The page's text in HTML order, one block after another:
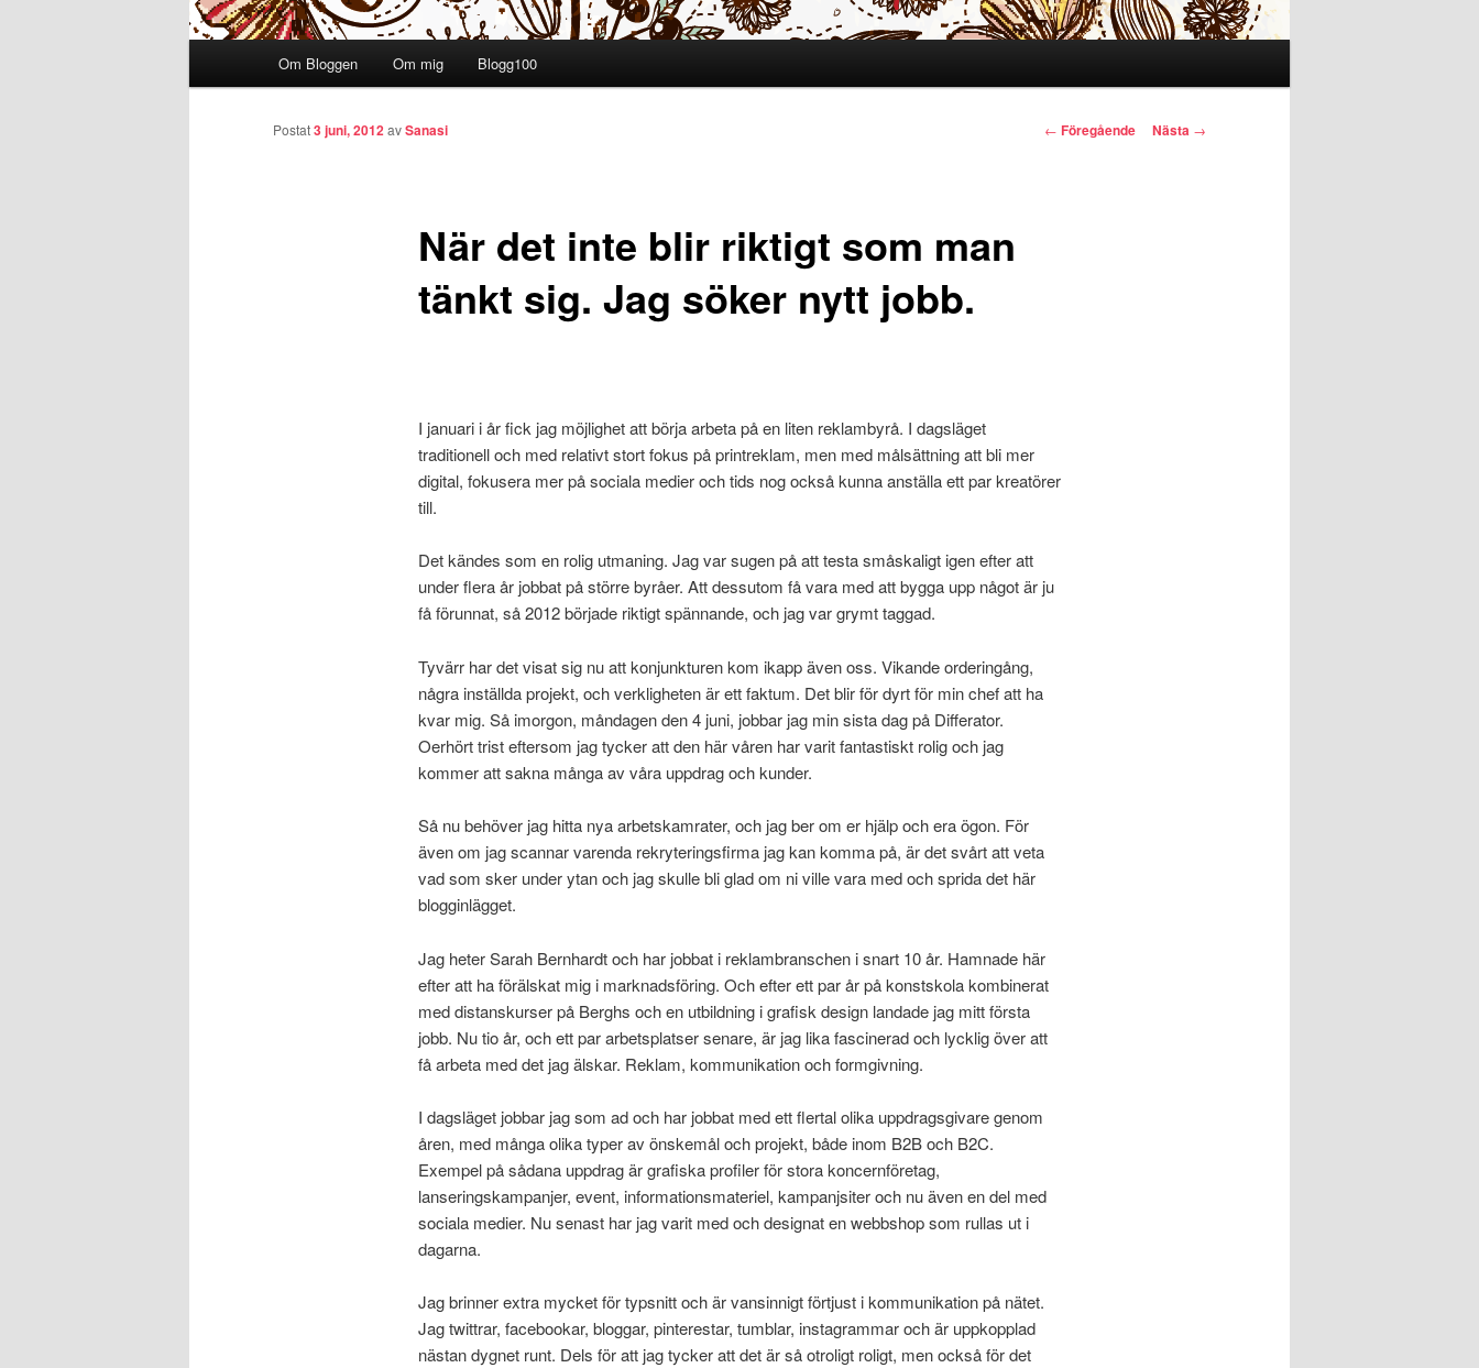
Hoppa till huvudinnehåll
Om Bloggen Om mig Blogg100
Inläggsnavigering
← Föregående Nästa →
När det inte blir riktigt som man
tänkt sig. Jag söker nytt jobb.
Postat3 juni, 2012avSanasi
I januari i år fick jag möjlighet att börja arbeta på en liten reklambyrå. I dagsläget
traditionell och med relativt stort fokus på printreklam, men med målsättning att bli mer
digital, fokusera mer på sociala medier och tids nog också kunna anställa ett par kreatörer
till.
Det kändes som en rolig utmaning. Jag var sugen på att testa småskaligt igen efter att
under flera år jobbat på större byråer. Att dessutom få vara med att bygga upp något är ju
få förunnat, så 2012 började riktigt spännande, och jag var grymt taggad.
Tyvärr har det visat sig nu att konjunkturen kom ikapp även oss. Vikande orderingång,
några inställda projekt, och verkligheten är ett faktum. Det blir för dyrt för min chef att ha
kvar mig. Så imorgon, måndagen den 4 juni, jobbar jag min sista dag på Differator.
Oerhört trist eftersom jag tycker att den här våren har varit fantastiskt rolig och jag
kommer att sakna många av våra uppdrag och kunder.
Så nu behöver jag hitta nya arbetskamrater, och jag ber om er hjälp och era ögon. För
även om jag scannar varenda rekryteringsfirma jag kan komma på, är det svårt att veta
vad som sker under ytan och jag skulle bli glad om ni ville vara med och sprida det här
blogginlägget.
Jag heter Sarah Bernhardt och har jobbat i reklambranschen i snart 10 år. Hamnade här
efter att ha förälskat mig i marknadsföring. Och efter ett par år på konstskola kombinerat
med distanskurser på Berghs och en utbildning i grafisk design landade jag mitt första
jobb. Nu tio år, och ett par arbetsplatser senare, är jag lika fascinerad och lycklig över att
få arbeta med det jag älskar. Reklam, kommunikation och formgivning.
I dagsläget jobbar jag som ad och har jobbat med ett flertal olika uppdragsgivare genom
åren, med många olika typer av önskemål och projekt, både inom B2B och B2C.
Exempel på sådana uppdrag är grafiska profiler för stora koncernföretag,
lanseringskampanjer, event, informationsmateriel, kampanjsiter och nu även en del med
sociala medier. Nu senast har jag varit med och designat en webbshop som rullas ut i
dagarna.
Jag brinner extra mycket för typsnitt och är vansinnigt förtjust i kommunikation på nätet.
Jag twittrar, facebookar, bloggar, pinterestar, tumblar, instagrammar och är uppkopplad
nästan dygnet runt. Dels för att jag tycker att det är så otroligt roligt, men också för det